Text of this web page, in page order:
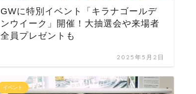
GWに特別イベント「キラナゴールデ
ンウイーク」開催！大抽選会や来場者
全員プレゼントも
2025年5月2日
イベント